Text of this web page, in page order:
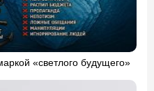
«светлого будущего»